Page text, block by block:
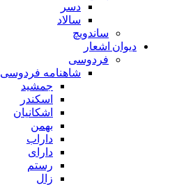
دسر
سالاد
ساندویچ
دیوان اشعار
فردوسی
شاهنامه فردوسی
جمشید
اسکندر
اشکانیان
بهمن
داراب
دارای
رستم
زال